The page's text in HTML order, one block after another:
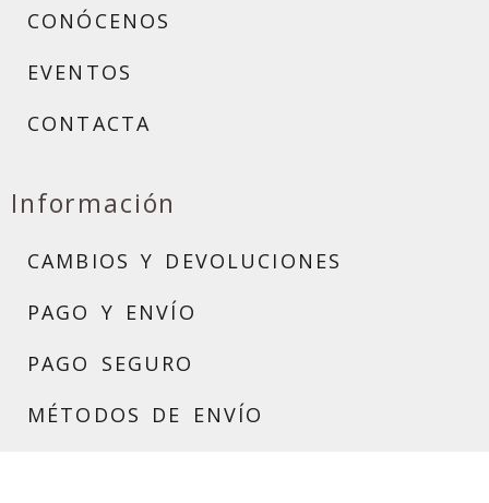
CONÓCENOS
EVENTOS
CONTACTA
Información
CAMBIOS Y DEVOLUCIONES
PAGO Y ENVÍO
PAGO SEGURO
MÉTODOS DE ENVÍO